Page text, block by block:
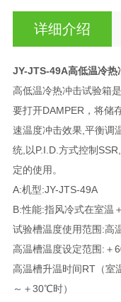
详细介绍
JY-JTS-49A高低温冷热
高低温冷热冲击试验箱
要打开DAMPER，将储
速温度冲击效果,平衡调
统,以P.I.D.方式控制
定的使用。
A:机型:JY-JTS-49A
B:性能:指风冷式在室温
试验槽温度使用范围:
高温槽温度设定范围:＋
高温槽升温时间RT（
～＋30℃时）